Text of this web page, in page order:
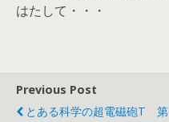
はたして・・・
Previous Post
とある科学の超電磁砲T 第